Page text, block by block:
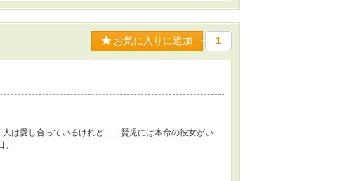
お気に入りに追加 1
は愛し合っているけれど……賢児には本命の彼女がい